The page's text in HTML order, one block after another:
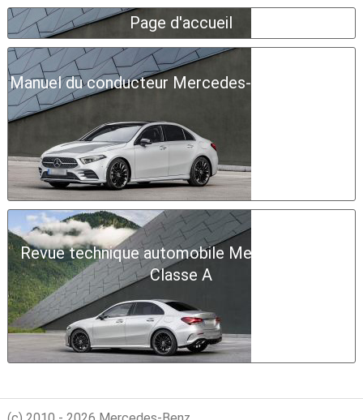
Page d'accueil
Manuel du conducteur Mercedes-Benz Classe A
Revue technique automobile Mercedes-Benz
Classe A